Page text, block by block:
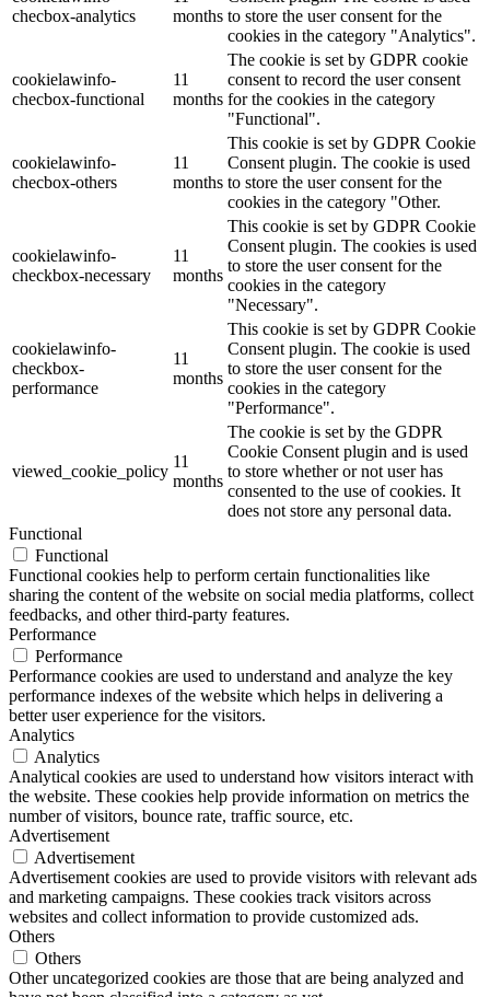
checbox-analytics
months to store the user consent for the
cookies in the category "Analytics".
cookielawinfo-
checbox-functional
11
months
The cookie is set by GDPR cookie
consent to record the user consent
for the cookies in the category
"Functional".
cookielawinfo-
checbox-others
11
months
This cookie is set by GDPR Cookie
Consent plugin. The cookie is used
to store the user consent for the
cookies in the category "Other.
cookielawinfo-
checkbox-necessary
11
months
This cookie is set by GDPR Cookie
Consent plugin. The cookies is used
to store the user consent for the
cookies in the category
"Necessary".
cookielawinfo-
checkbox-
performance
11
months
This cookie is set by GDPR Cookie
Consent plugin. The cookie is used
to store the user consent for the
cookies in the category
"Performance".
viewed_cookie_policy
11
months
The cookie is set by the GDPR
Cookie Consent plugin and is used
to store whether or not user has
consented to the use of cookies. It
does not store any personal data.
Functional
Functional
Functional cookies help to perform certain functionalities like
sharing the content of the website on social media platforms, collect
feedbacks, and other third-party features.
Performance
Performance
Performance cookies are used to understand and analyze the key
performance indexes of the website which helps in delivering a
better user experience for the visitors.
Analytics
Analytics
Analytical cookies are used to understand how visitors interact with
the website. These cookies help provide information on metrics the
number of visitors, bounce rate, traffic source, etc.
Advertisement
Advertisement
Advertisement cookies are used to provide visitors with relevant ads
and marketing campaigns. These cookies track visitors across
websites and collect information to provide customized ads.
Others
Others
Other uncategorized cookies are those that are being analyzed and